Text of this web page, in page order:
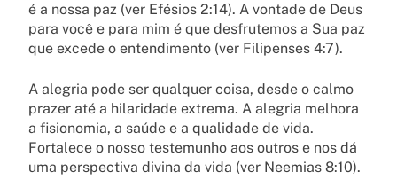
é a nossa paz (ver Efésios 2:14). A vontade de Deus
para você e para mim é que desfrutemos a Sua paz
que excede o entendimento (ver Filipenses 4:7).
A alegria pode ser qualquer coisa, desde o calmo
prazer até a hilaridade extrema. A alegria melhora
a fisionomia, a saúde e a qualidade de vida.
Fortalece o nosso testemunho aos outros e nos dá
uma perspectiva divina da vida (ver Neemias 8:10).